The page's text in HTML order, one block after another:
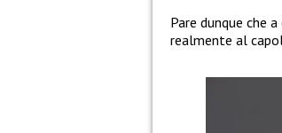
Pare dunque che
realmente al